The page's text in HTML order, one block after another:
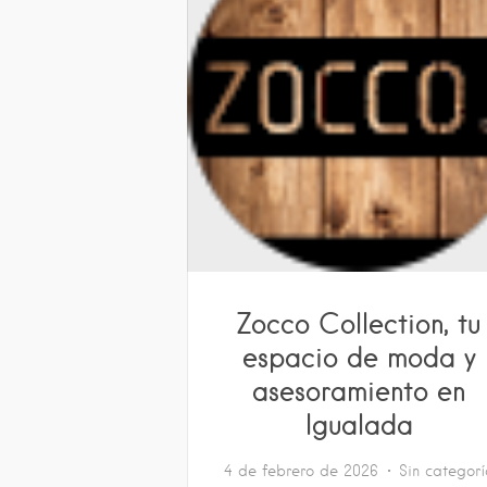
Zocco Collection, tu
espacio de moda y
asesoramiento en
Igualada
4 de febrero de 2026 Sin